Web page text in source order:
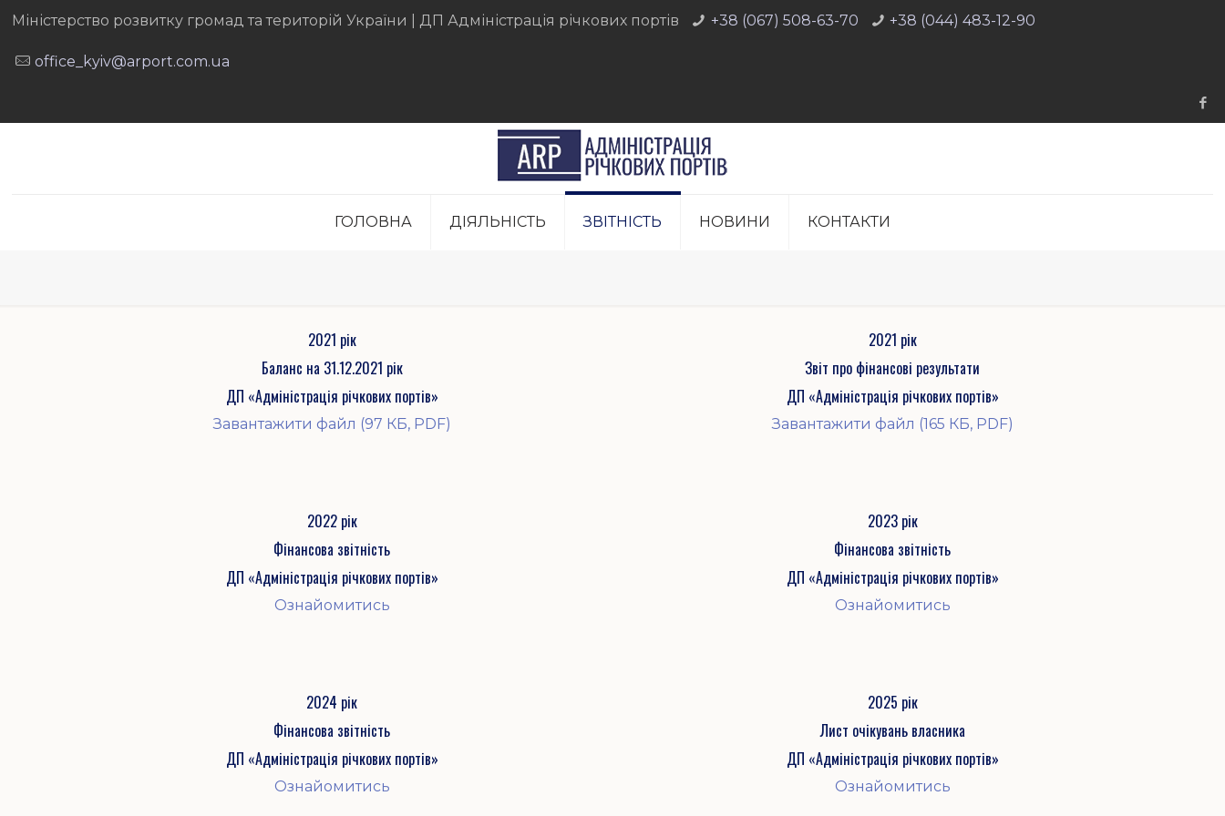
Міністерство розвитку громад та територій України | ДП Адміністрація річкових портів +38 (067) 508-63-70 +38 (044) 483-12-90
office_kyiv@arport.com.ua
ГОЛОВНА ДІЯЛЬНІСТЬ ЗВIТНIСТЬ НОВИНИ КОНТАКТИ
2021 рік
Баланс на 31.12.2021 рік
ДП «Адміністрація річкових портів»
Завантажити файл (97 КБ, PDF)
2021 рік
Звіт про фінансові результати
ДП «Адміністрація річкових портів»
Завантажити файл (165 КБ, PDF)
2022 рік
Фінансова звітність
ДП «Адміністрація річкових портів»
Ознайомитись
2023 рік
Фінансова звітність
ДП «Адміністрація річкових портів»
Ознайомитись
2024 рік
Фінансова звітність
ДП «Адміністрація річкових портів»
Ознайомитись
2025 рік
Лист очікувань власника
ДП «Адміністрація річкових портів»
Ознайомитись